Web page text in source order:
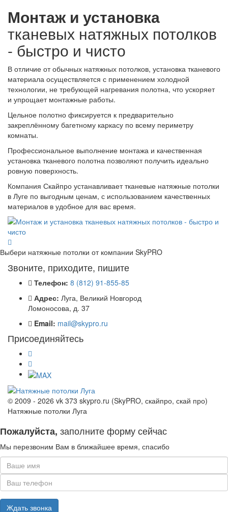
Монтаж и установка
тканевых натяжных потолков
- быстро и чисто
В отличие от обычных натяжных потолков, установка тканевого
материала осуществляется с применением холодной
технологии, не требующей нагревания полотна, что ускоряет
и упрощает монтажные работы.
Цельное полотно фиксируется к предварительно
закреплённому багетному каркасу по всему периметру
комнаты.
Профессиональное выполнение монтажа и качественная
установка тканевого полотна позволяют получить идеально
ровную поверхность.
Компания Скайпро устанавливает тканевые натяжные потолки
в Луге по выгодным ценам, с использованием качественных
материалов в удобное для вас время.
Выбери натяжные потолки от компании SkyPRO
Звоните, приходите, пишите
Телефон: 8 (812) 91-855-85
Адрес: Луга, Великий Новгород
Ломоносова, д. 37
Email: mail@skypro.ru
Присоединяйтесь
© 2009 - 2026 vk 373 skypro.ru (SkyPRO, скайпро, скай про)
Натяжные потолки Луга
Пожалуйста, заполните форму сейчас
Мы перезвоним Вам в ближайшее время, спасибо